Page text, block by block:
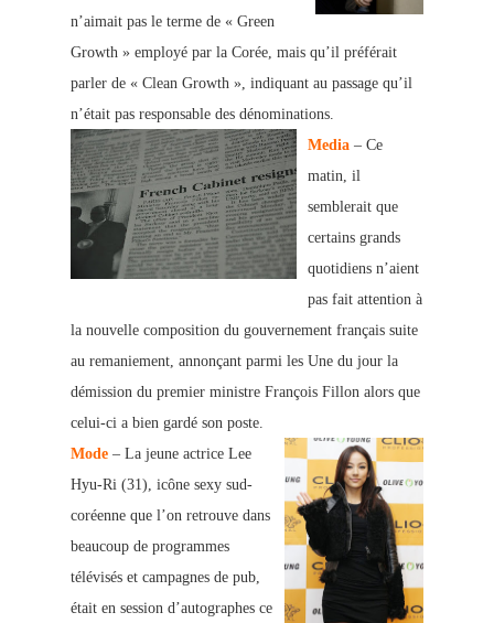
n’aimait pas le terme de « Green
Growth » employé par la Corée, mais qu’il préférait
parler de « Clean Growth », indiquant au passage qu’il
n’était pas responsable des dénominations.
Media – Ce
matin, il
semblerait que
certains grands
quotidiens n’aient
pas fait attention à
la nouvelle composition du gouvernement français suite
au remaniement, annonçant parmi les Une du jour la
démission du premier ministre François Fillon alors que
celui-ci a bien gardé son poste.
Mode – La jeune actrice Lee
Hyu-Ri (31), icône sexy sud-
coréenne que l’on retrouve dans
beaucoup de programmes
télévisés et campagnes de pub,
était en session d’autographes ce